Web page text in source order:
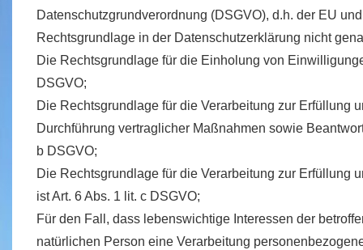
Datenschutzgrundverordnung (DSGVO), d.h. der EU
Rechtsgrundlage in der Datenschutzerklärung nicht
Die Rechtsgrundlage für die Einholung von
DSGVO;
Die Rechtsgrundlage für die Verarbeitung zur Erfüllung
Durchführung vertraglicher Maßnahmen sowie
b DSGVO;
Die Rechtsgrundlage für die Verarbeitung zur Erfüllung
ist Art. 6 Abs. 1 lit. c DSGVO;
Für den Fall, dass lebenswichtige Interessen der
natürlichen Person eine Verarbeitung